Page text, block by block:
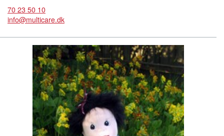
70 23 50 10
info@multicare.dk